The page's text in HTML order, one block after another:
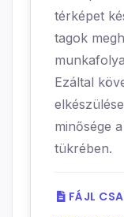
térképet
tagok
Ezáltal
minősége
tükrében.
FÁJL